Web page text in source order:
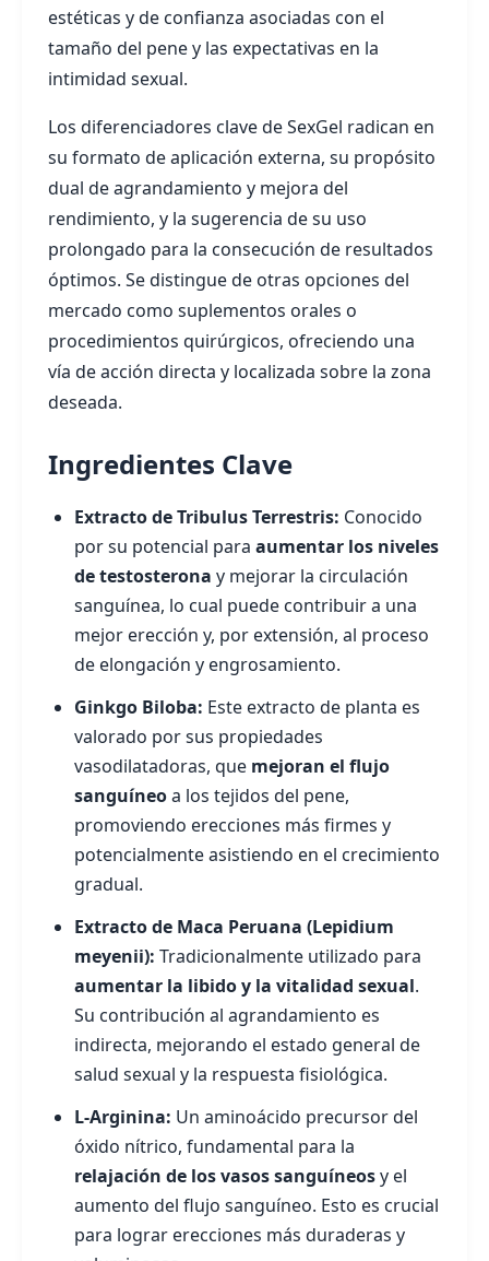
estéticas y de confianza asociadas con el
tamaño del pene y las expectativas en la
intimidad sexual.
Los diferenciadores clave de SexGel radican en
su formato de aplicación externa, su propósito
dual de agrandamiento y mejora del
rendimiento, y la sugerencia de su uso
prolongado para la consecución de resultados
óptimos. Se distingue de otras opciones del
mercado como suplementos orales o
procedimientos quirúrgicos, ofreciendo una
vía de acción directa y localizada sobre la zona
deseada.
Ingredientes Clave
Extracto de Tribulus Terrestris: Conocido
por su potencial para aumentar los niveles
de testosterona y mejorar la circulación
sanguínea, lo cual puede contribuir a una
mejor erección y, por extensión, al proceso
de elongación y engrosamiento.
Ginkgo Biloba: Este extracto de planta es
valorado por sus propiedades
vasodilatadoras, que mejoran el flujo
sanguíneoa los tejidos del pene,
promoviendo erecciones más firmes y
potencialmente asistiendo en el crecimiento
gradual.
Extracto de Maca Peruana (Lepidium
meyenii): Tradicionalmente utilizado para
aumentar la libido y la vitalidad sexual.
Su contribución al agrandamiento es
indirecta, mejorando el estado general de
salud sexual y la respuesta fisiológica.
L-Arginina: Un aminoácido precursor del
óxido nítrico, fundamental para la
relajación de los vasos sanguíneosy el
aumento del flujo sanguíneo. Esto es crucial
para lograr erecciones más duraderas y